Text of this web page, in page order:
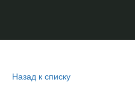
Назад к списку